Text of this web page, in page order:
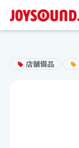
店舗備品